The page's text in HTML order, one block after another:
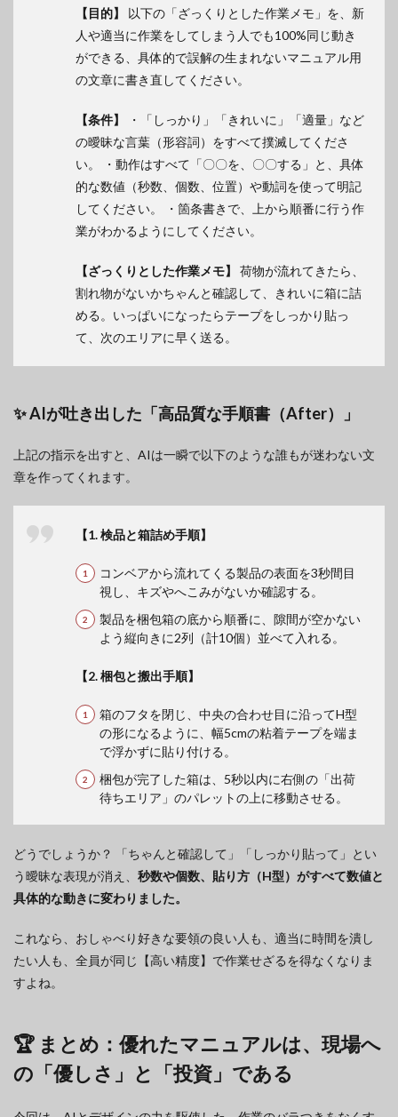
【目的】
以下の「ざっくりとした作業メモ」を、新
人や適当に作業をしてしまう人でも100%同じ動き
ができる、具体的で誤解の生まれないマニュアル用
の文章に書き直してください。
【条件】
・「しっかり」「きれいに」「適量」など
の曖昧な言葉（形容詞）をすべて撲滅してくださ
い。 ・動作はすべて「〇〇を、〇〇する」と、具体
的な数値（秒数、個数、位置）や動詞を使って明記
してください。 ・箇条書きで、上から順番に行う作
業がわかるようにしてください。
【ざっくりとした作業メモ】
荷物が流れてきたら、
割れ物がないかちゃんと確認して、きれいに箱に詰
める。いっぱいになったらテープをしっかり貼っ
て、次のエリアに早く送る。
✨ AIが吐き出した「高品質な手順書（After）」
上記の指示を出すと、AIは一瞬で以下のような誰もが迷わない文
章を作ってくれます。
【1. 検品と箱詰め手順】
コンベアから流れてくる製品の表面を3秒間目
視し、キズやへこみがないか確認する。
製品を梱包箱の底から順番に、隙間が空かない
よう縦向きに2列（計10個）並べて入れる。
【2. 梱包と搬出手順】
箱のフタを閉じ、中央の合わせ目に沿ってH型
の形になるように、幅5cmの粘着テープを端ま
で浮かずに貼り付ける。
梱包が完了した箱は、5秒以内に右側の「出荷
待ちエリア」のパレットの上に移動させる。
どうでしょうか？ 「ちゃんと確認して」「しっかり貼って」とい
う曖昧な表現が消え、 秒数や個数、貼り方（H型）がすべて数値と
具体的な動きに変わりました。
これなら、おしゃべり好きな要領の良い人も、適当に時間を潰し
たい人も、全員が同じ【高い精度】で作業せざるを得なくなりま
すよね。
🏆 まとめ：優れたマニュアルは、現場へ
の「優しさ」と「投資」である